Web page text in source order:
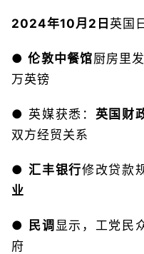
2024年10月2日 英国
●伦敦中餐馆厨房里
万英镑
● 英媒获悉： 英国财
双方经贸关系
●汇丰银行修改贷款
业
● 民调 显示，工党民
府